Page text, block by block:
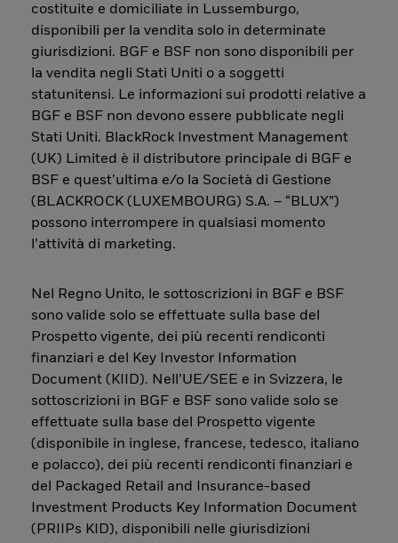
costituite e domiciliate in Lussemburgo,
disponibili per la vendita solo in determinate
giurisdizioni. BGF e BSF non sono disponibili per
la vendita negli Stati Uniti o a soggetti
statunitensi. Le informazioni sui prodotti relative a
BGF e BSF non devono essere pubblicate negli
Stati Uniti. BlackRock Investment Management
(UK) Limited è il distributore principale di BGF e
BSF e quest’ultima e/o la Società di Gestione
(BLACKROCK (LUXEMBOURG) S.A. – “BLUX”)
possono interrompere in qualsiasi momento
l’attività di marketing.
Nel Regno Unito, le sottoscrizioni in BGF e BSF
sono valide solo se effettuate sulla base del
Prospetto vigente, dei più recenti rendiconti
finanziari e del Key Investor Information
Document (KIID). Nell’UE/SEE e in Svizzera, le
sottoscrizioni in BGF e BSF sono valide solo se
effettuate sulla base del Prospetto vigente
(disponibile in inglese, francese, tedesco, italiano
e polacco), dei più recenti rendiconti finanziari e
del Packaged Retail and Insurance-based
Investment Products Key Information Document
(PRIIPs KID), disponibili nelle giurisdizioni